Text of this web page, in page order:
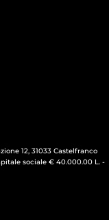
12, 31033 Castelfranco
sociale € 40.000.00 L. -